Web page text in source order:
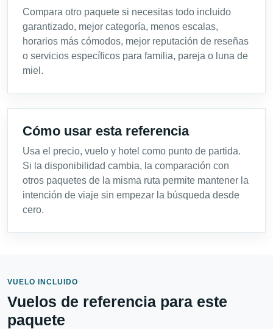
Compara otro paquete si necesitas todo incluido
garantizado, mejor categoría, menos escalas,
horarios más cómodos, mejor reputación de reseñas
o servicios específicos para familia, pareja o luna de
miel.
Cómo usar esta referencia
Usa el precio, vuelo y hotel como punto de partida.
Si la disponibilidad cambia, la comparación con
otros paquetes de la misma ruta permite mantener la
intención de viaje sin empezar la búsqueda desde
cero.
VUELO INCLUIDO
Vuelos de referencia para este
paquete